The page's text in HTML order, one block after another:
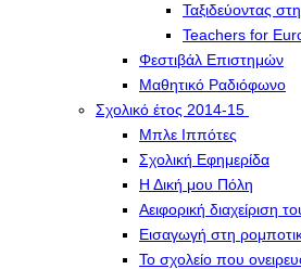
Ταξιδεύοντας
Teachers for
Φεστιβάλ Επιστημών
Μαθητικό Ραδιόφωνο
Σχολικό έτος 2014-15
Μπλε Ιππότες
Σχολική Εφημερίδα
Η Δική μου Πόλη
Αειφορική διαχείριση
Εισαγωγή στη
Το σχολείο που